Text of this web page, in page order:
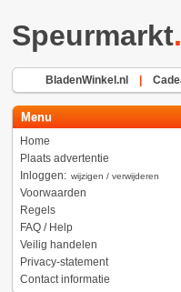
Speurmarkt
BladenWinkel.nl
Menu
Home
Plaats advertentie
Inloggen: wijzigen / verwijderen
Voorwaarden
Regels
FAQ / Help
Veilig handelen
Privacy-statement
Contact informatie